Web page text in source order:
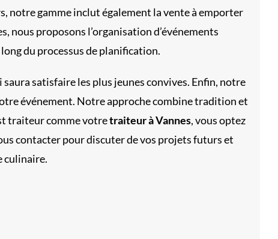
notre gamme inclut également la vente à emporter
nous proposons l’organisation d’événements
du processus de planification.
satisfaire les plus jeunes convives. Enfin, notre
événement. Notre approche combine tradition et
traiteur comme votretraiteur à Vannes, vous optez
contacter pour discuter de vos projets futurs et
culinaire.